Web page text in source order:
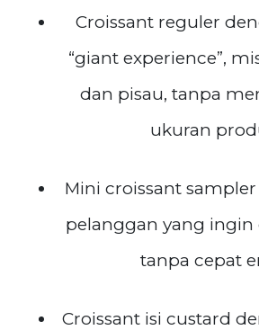
Croissant reguler
“giant experience”,
dan pisau, tanpa
ukuran
Mini croissant
pelanggan yang ingin
tanpa cepat
Croissant isi custard